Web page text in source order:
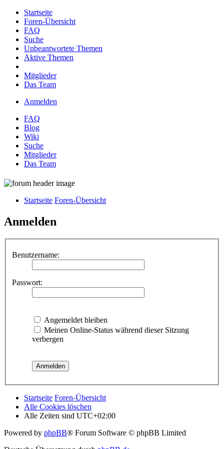
Startseite
Foren-Übersicht
FAQ
Suche
Unbeantwortete Themen
Aktive Themen
Mitglieder
Das Team
Anmelden
FAQ
Blog
Wiki
Suche
Mitglieder
Das Team
Startseite Foren-Übersicht
Anmelden
Benutzername:
Passwort:
Angemeldet bleiben
Meinen Online-Status während dieser Sitzung
verbergen
Startseite Foren-Übersicht
Alle Cookies löschen
Alle Zeiten sind UTC+02:00
Powered by phpBB® Forum Software © phpBB Limited